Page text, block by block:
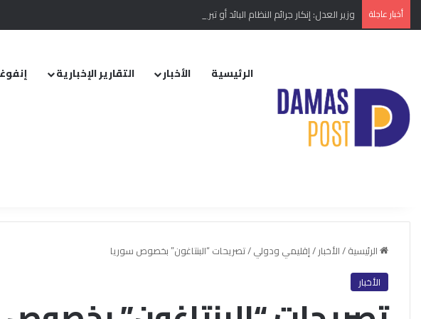
أخبار عاجلة وزير العدل: إنكار جرائم النظام البائد أو تبريرها مخالفة دستورية.. ومشروع قانون خاص إلى
الرئيسية الأخبار التقارير الإخبارية
الرئيسية/الأخبار/إقليمي ودولي/تصريحات “البنتاغون” بخصوص سوريا
الأخبار